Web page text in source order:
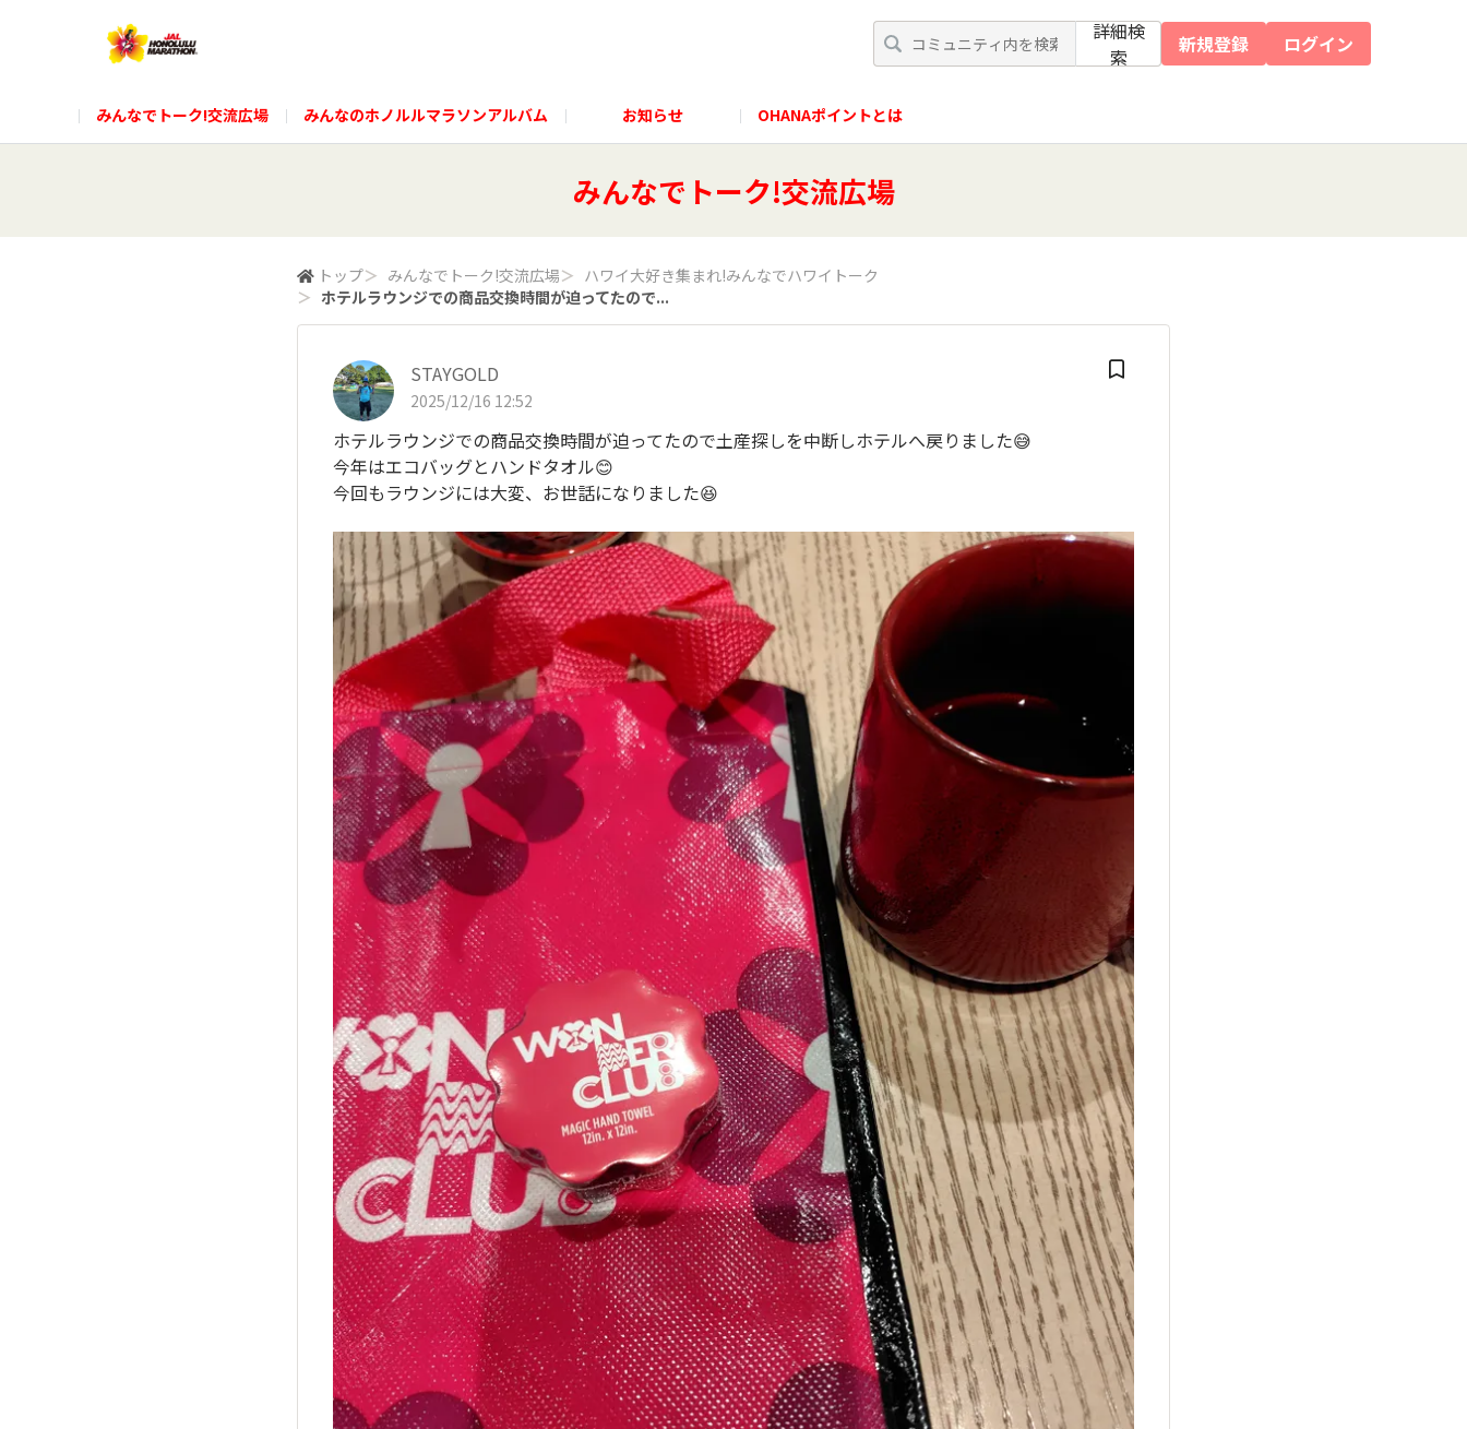
詳細検
索
新規登録 ログイン
みんなでトーク!交流広場 みんなのホノルルマラソンアルバム お知らせ OHANAポイントとは
みんなでトーク!交流広場
トップ＞ みんなでトーク!交流広場＞ ハワイ大好き集まれ!みんなでハワイトーク
＞ ホテルラウンジでの商品交換時間が迫ってたので...
STAYGOLD
2025/12/16 12:52
ホテルラウンジでの商品交換時間が迫ってたので土産探しを中断しホテルへ戻りました😅
今年はエコバッグとハンドタオル😊
今回もラウンジには大変、お世話になりました😆